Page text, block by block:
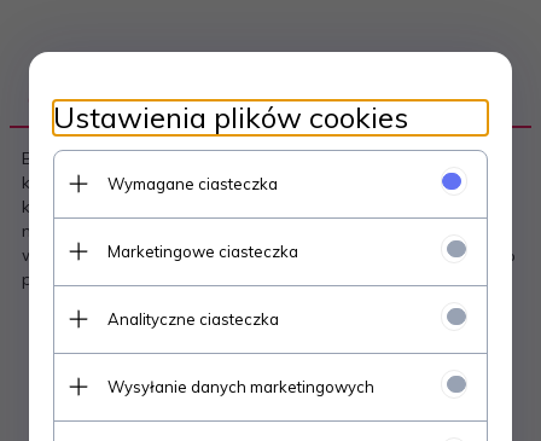
OPIS PRODUKTU
Biustonosz typu push-up - z efektownej koronki o
kwiatowym motywie - na łączeniu miseczek satynowa
kokardka - boczki wzmocnione pionową fiszbiną -
nieodpinane ramiączka - wyjmowane wkładki push-up -
wewnętrzna strona miseczek podszyta bawełną Skład: 60%
poliamid, 16% poliester, 10% bawełna, 7% elastan, 7% inne
Polecamy
Ustawienia plików cookies
Wymagane ciasteczka
Marketingowe ciasteczka
Analityczne ciasteczka
Wysyłanie danych marketingowych